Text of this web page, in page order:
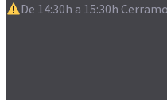
De 14:30h a 15:30h